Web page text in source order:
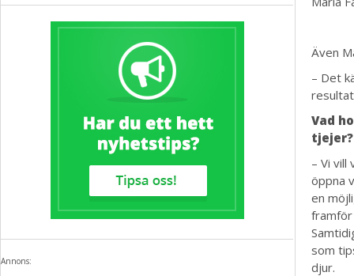
Annons:
Även
– Det
Vad
tjejer?
– Vi
öppna
en
framför
som
djur.